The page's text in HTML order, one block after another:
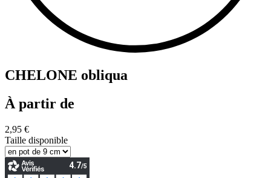
CHELONE obliqua
À partir de
2,95 €
Taille disponible